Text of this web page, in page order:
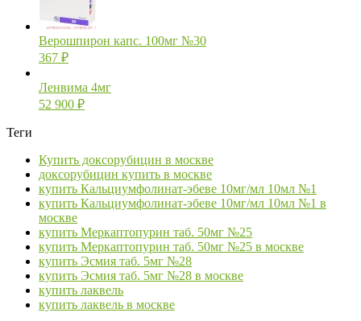
Верошпирон капс. 100мг №30
367 ₽
Ленвима 4мг
52 900 ₽
Теги
Купить доксорубицин в москве
доксорубицин купить в москве
купить Кальциумфолинат-эбеве 10мг/мл 10мл №1
купить Кальциумфолинат-эбеве 10мг/мл 10мл №1 в
москве
купить Меркаптопурин таб. 50мг №25
купить Меркаптопурин таб. 50мг №25 в москве
купить Эсмия таб. 5мг №28
купить Эсмия таб. 5мг №28 в москве
купить лаквель
купить лаквель в москве